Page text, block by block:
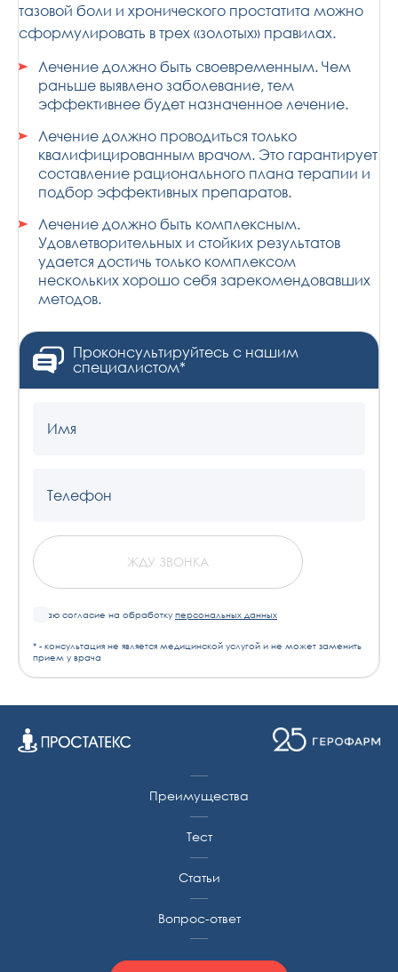
тазовой боли и хронического простатита можно
сформулировать в трех «золотых» правилах.
Лечение должно быть своевременным. Чем
раньше выявлено заболевание, тем
эффективнее будет назначенное лечение.
Лечение должно проводиться только
квалифицированным врачом. Это гарантирует
составление рационального плана терапии и
подбор эффективных препаратов.
Лечение должно быть комплексным.
Удовлетворительных и стойких результатов
удается достичь только комплексом
нескольких хорошо себя зарекомендовавших
методов.
Проконсультируйтесь с нашим
специалистом*
Имя
Телефон
ЖДУ ЗВОНКА
Я даю согласие на обработку персональных данных
* - консультация не является медицинской услугой и не может заменить
прием у врача
Преимущества
Тест
Статьи
Вопрос-ответ